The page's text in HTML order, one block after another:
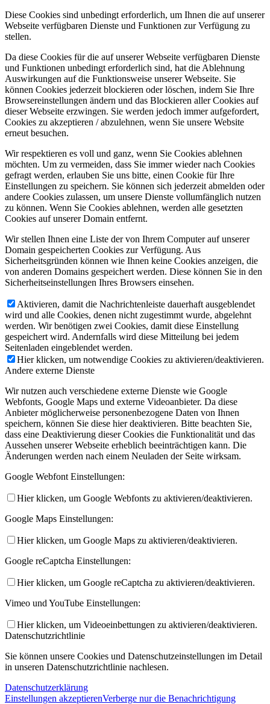
Diese Cookies sind unbedingt erforderlich, um Ihnen die auf unserer
Webseite verfügbaren Dienste und Funktionen zur Verfügung zu
stellen.
Da diese Cookies für die auf unserer Webseite verfügbaren Dienste
und Funktionen unbedingt erforderlich sind, hat die Ablehnung
Auswirkungen auf die Funktionsweise unserer Webseite. Sie
können Cookies jederzeit blockieren oder löschen, indem Sie Ihre
Browsereinstellungen ändern und das Blockieren aller Cookies auf
dieser Webseite erzwingen. Sie werden jedoch immer aufgefordert,
Cookies zu akzeptieren / abzulehnen, wenn Sie unsere Website
erneut besuchen.
Wir respektieren es voll und ganz, wenn Sie Cookies ablehnen
möchten. Um zu vermeiden, dass Sie immer wieder nach Cookies
gefragt werden, erlauben Sie uns bitte, einen Cookie für Ihre
Einstellungen zu speichern. Sie können sich jederzeit abmelden oder
andere Cookies zulassen, um unsere Dienste vollumfänglich nutzen
zu können. Wenn Sie Cookies ablehnen, werden alle gesetzten
Cookies auf unserer Domain entfernt.
Wir stellen Ihnen eine Liste der von Ihrem Computer auf unserer
Domain gespeicherten Cookies zur Verfügung. Aus
Sicherheitsgründen können wie Ihnen keine Cookies anzeigen, die
von anderen Domains gespeichert werden. Diese können Sie in den
Sicherheitseinstellungen Ihres Browsers einsehen.
Aktivieren, damit die Nachrichtenleiste dauerhaft ausgeblendet
wird und alle Cookies, denen nicht zugestimmt wurde, abgelehnt
werden. Wir benötigen zwei Cookies, damit diese Einstellung
gespeichert wird. Andernfalls wird diese Mitteilung bei jedem
Seitenladen eingeblendet werden.
Hier klicken, um notwendige Cookies zu aktivieren/deaktivieren.
Andere externe Dienste
Wir nutzen auch verschiedene externe Dienste wie Google
Webfonts, Google Maps und externe Videoanbieter. Da diese
Anbieter möglicherweise personenbezogene Daten von Ihnen
speichern, können Sie diese hier deaktivieren. Bitte beachten Sie,
dass eine Deaktivierung dieser Cookies die Funktionalität und das
Aussehen unserer Webseite erheblich beeinträchtigen kann. Die
Änderungen werden nach einem Neuladen der Seite wirksam.
Google Webfont Einstellungen:
Hier klicken, um Google Webfonts zu aktivieren/deaktivieren.
Google Maps Einstellungen:
Hier klicken, um Google Maps zu aktivieren/deaktivieren.
Google reCaptcha Einstellungen:
Hier klicken, um Google reCaptcha zu aktivieren/deaktivieren.
Vimeo und YouTube Einstellungen:
Hier klicken, um Videoeinbettungen zu aktivieren/deaktivieren.
Datenschutzrichtlinie
Sie können unsere Cookies und Datenschutzeinstellungen im Detail
in unseren Datenschutzrichtlinie nachlesen.
Datenschutzerklärung
Einstellungen akzeptierenVerberge nur die Benachrichtigung